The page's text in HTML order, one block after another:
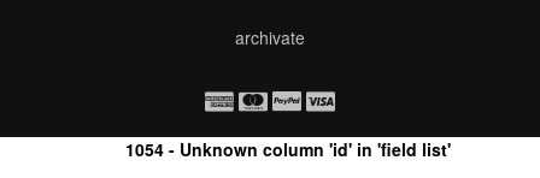
archivate
1054 - Unknown column 'id' in 'field list'